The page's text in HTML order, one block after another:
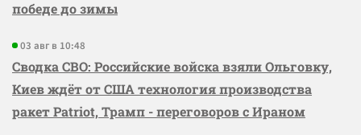
победе до зимы
03 авг в 10:48
Сводка СВО: Российские войска взяли Ольговку,
Киев ждёт от США технология производства
ракет Patriot, Трамп - переговоров с Ираном